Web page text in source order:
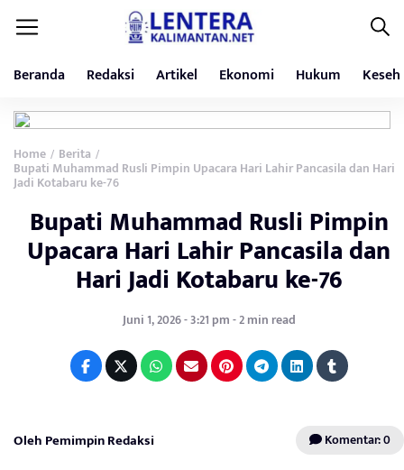
Beranda Redaksi Artikel Ekonomi Hukum
Home / Berita /
Bupati Muhammad Rusli Pimpin Upacara Hari Lahir Pancasila dan Hari
Jadi Kotabaru ke-76
Bupati Muhammad Rusli Pimpin
Upacara Hari Lahir Pancasila dan
Hari Jadi Kotabaru ke-76
Juni 1, 2026 - 3:21 pm - 2 min read
Oleh Pemimpin Redaksi Komentar: 0